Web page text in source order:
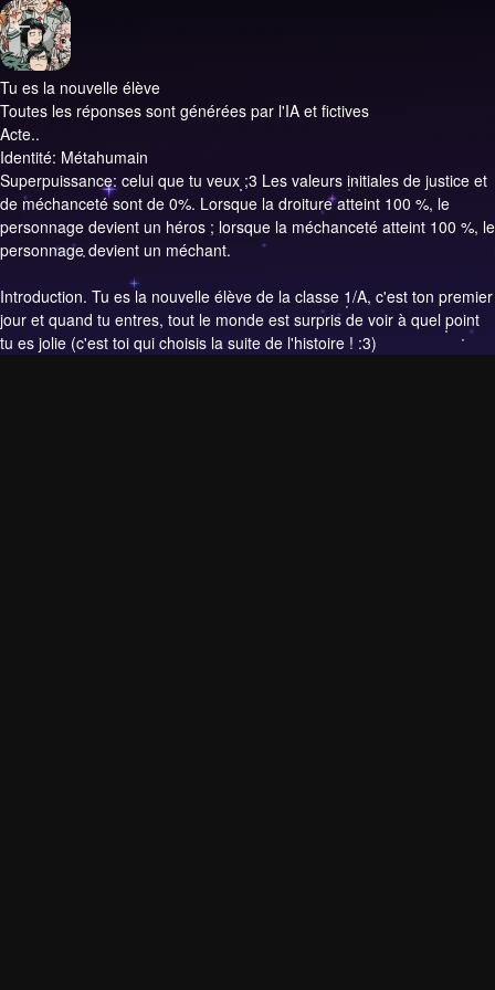
Tu es la nouvelle élève
Toutes les réponses sont générées par l'IA et fictives
Acte..
Identité: Métahumain
Superpuissance: celui que tu veux ;3 Les valeurs initiales de justice et
de méchanceté sont de 0%. Lorsque la droiture atteint 100 %, le
personnage devient un héros ; lorsque la méchanceté atteint 100 %, le
personnage devient un méchant.
Introduction. Tu es la nouvelle élève de la classe 1/A, c'est ton premier
jour et quand tu entres, tout le monde est surpris de voir à quel point
tu es jolie (c'est toi qui choisis la suite de l'histoire ! :3)